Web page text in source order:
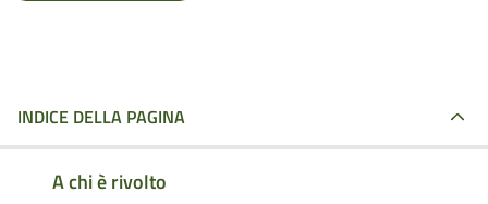
INDICE DELLA PAGINA
A chi è rivolto